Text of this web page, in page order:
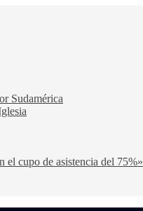
Sudamérica
el cupo de asistencia del 75%»